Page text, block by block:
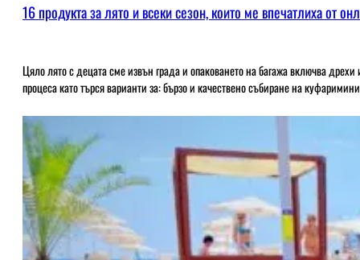
16 продукта за лято и всеки сезон, които ме впечатлиха от
Цяло лято с децата сме извън града и опаковането на багажа включва
процеса като търся варианти за: бързо и качествено събиране на